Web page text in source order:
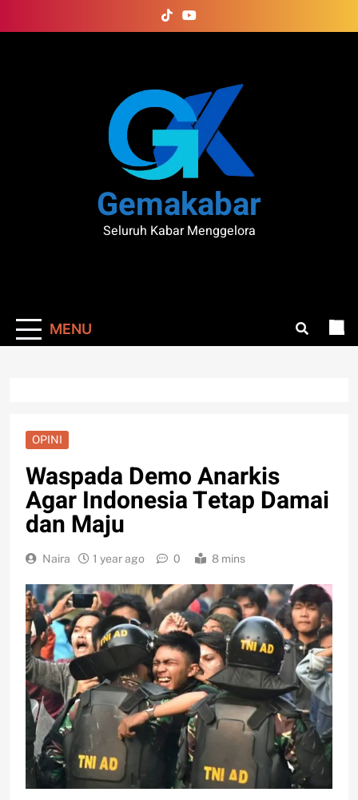
to
Gemakabar
Seluruh Kabar Menggelora
MENU
OPINI
Waspada Demo Anarkis
Agar Indonesia Tetap Damai
dan Maju
Naira 1 year ago 0 8 mins